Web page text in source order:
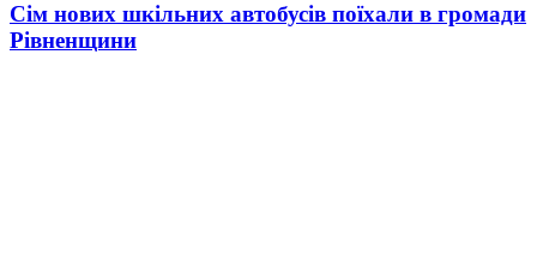
Сім нових шкільних автобусів поїхали в громади
Рівненщини